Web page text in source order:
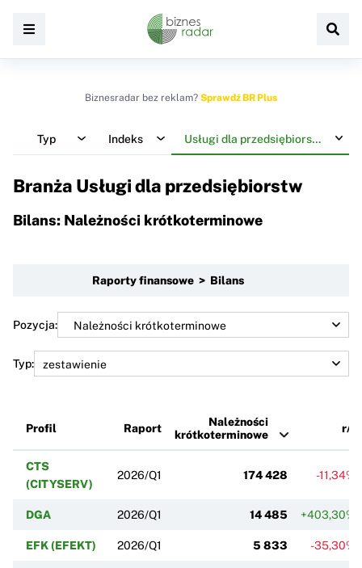
Biznesradar bez reklam? Sprawdź BR Plus
Typ Indeks Usługi dla przedsiębiorstw
Branża Usługi dla przedsiębiorstw
Bilans: Należności krótkoterminowe
Raporty finansowe > Bilans
Pozycja:
Typ:
Profil Raport
Należności
krótkoterminowe
r/r
CTS
(CITYSERV)
2026/Q1 174 428 -11,34%
DGA 2026/Q1 14 485 +403,30%
EFK (EFEKT) 2026/Q1 5 833 -35,30%